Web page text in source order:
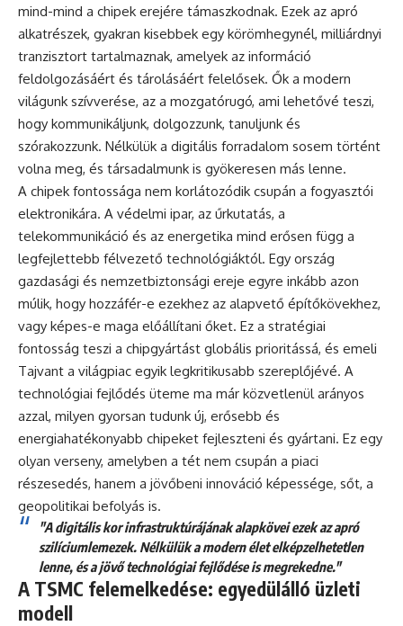
mind-mind a chipek erejére támaszkodnak. Ezek az apró
alkatrészek, gyakran kisebbek egy körömhegynél, milliárdnyi
tranzisztort tartalmaznak, amelyek az információ
feldolgozásáért és tárolásáért felelősek. Ők a modern
világunk szívverése, az a mozgatórugó, ami lehetővé teszi,
hogy kommunikáljunk, dolgozzunk, tanuljunk és
szórakozzunk. Nélkülük a digitális forradalom sosem történt
volna meg, és társadalmunk is gyökeresen más lenne.
A chipek fontossága nem korlátozódik csupán a fogyasztói
elektronikára. A védelmi ipar, az űrkutatás, a
telekommunikáció és az energetika mind erősen függ a
legfejlettebb félvezető technológiáktól. Egy ország
gazdasági és nemzetbiztonsági ereje egyre inkább azon
múlik, hogy hozzáfér-e ezekhez az alapvető építőkövekhez,
vagy képes-e maga előállítani őket. Ez a stratégiai
fontosság teszi a chipgyártást globális prioritássá, és emeli
Tajvant a világpiac egyik legkritikusabb szereplőjévé. A
technológiai fejlődés üteme ma már közvetlenül arányos
azzal, milyen gyorsan tudunk új, erősebb és
energiahatékonyabb chipeket fejleszteni és gyártani. Ez egy
olyan verseny, amelyben a tét nem csupán a piaci
részesedés, hanem a jövőbeni innováció képessége, sőt, a
geopolitikai befolyás is.
"A digitális kor infrastruktúrájának alapkövei ezek az apró
szilíciumlemezek. Nélkülük a modern élet elképzelhetetlen
lenne, és a jövő technológiai fejlődése is megrekedne."
A TSMC felemelkedése: egyedülálló üzleti
modell